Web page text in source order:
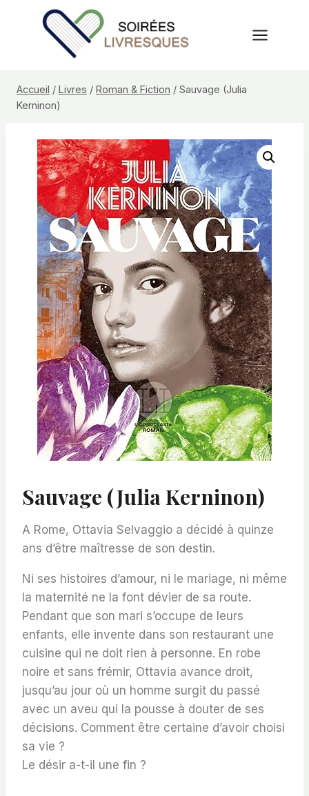
Accueil / Livres / Roman & Fiction / Sauvage (Julia
Kerninon)
Sauvage (Julia Kerninon)
​A Rome, Ottavia Selvaggio a décidé à quinze
ans d’être maîtresse de son destin.
Ni ses histoires d’amour, ni le mariage, ni même
la maternité ne la font dévier de sa route.
Pendant que son mari s’occupe de leurs
enfants, elle invente dans son restaurant une
cuisine qui ne doit rien à personne. En robe
noire et sans frémir, Ottavia avance droit,
jusqu’au jour où un homme surgit du passé
avec un aveu qui la pousse à douter de ses
décisions. Comment être certaine d’avoir choisi
sa vie ?
Le désir a-t-il une fin ?